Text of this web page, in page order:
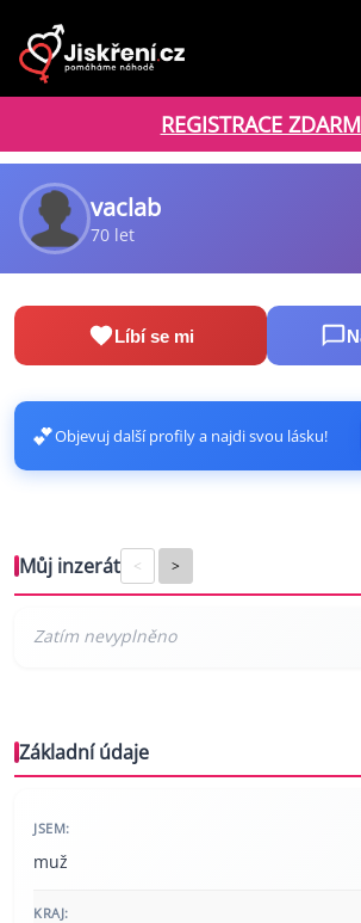
REGISTRACE
vaclab
70 let
Líbí se mi
💕Objevuj další profily a najdi svou lásku!
Můj inzerát < >
Základní údaje
JSEM:
muž
KRAJ: